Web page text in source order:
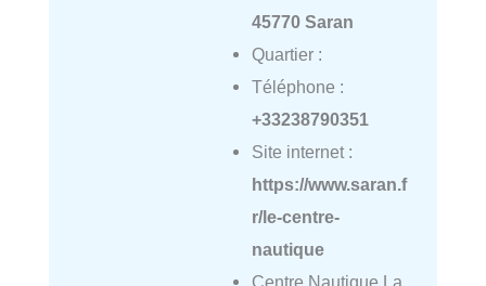
45770 Saran
Quartier :
Téléphone :
+33238790351
Site internet :
https://www.saran.f
r/le-centre-
nautique
Centre Nautique La